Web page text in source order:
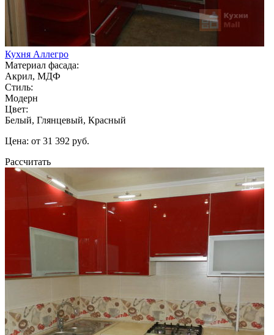
Кухня Аллегро
Материал фасада:
Акрил, МДФ
Стиль:
Модерн
Цвет:
Белый, Глянцевый, Красный
Цена: от 31 392 руб.
Рассчитать